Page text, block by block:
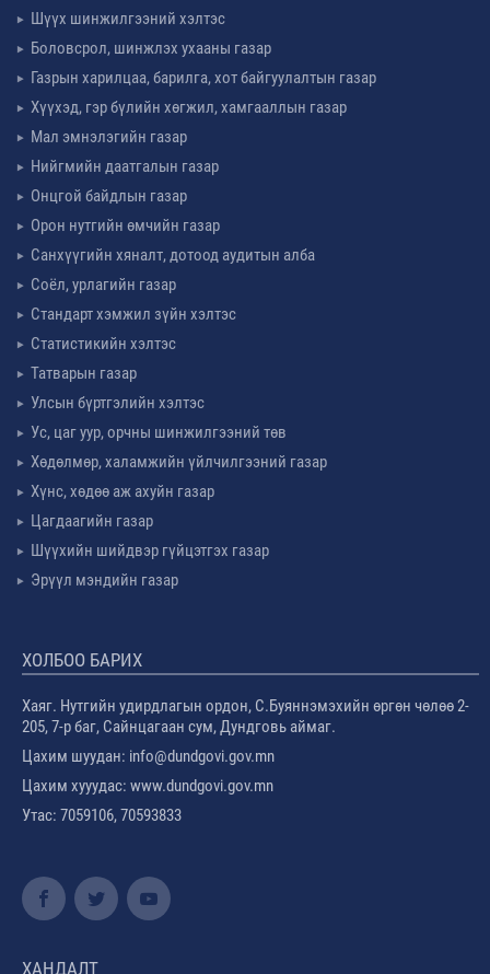
Шүүх шинжилгээний хэлтэс
Боловсрол, шинжлэх ухааны газар
Газрын харилцаа, барилга, хот байгуулалтын газар
Хүүхэд, гэр бүлийн хөгжил, хамгааллын газар
Мал эмнэлэгийн газар
Нийгмийн даатгалын газар
Онцгой байдлын газар
Орон нутгийн өмчийн газар
Санхүүгийн хяналт, дотоод аудитын алба
Соёл, урлагийн газар
Стандарт хэмжил зүйн хэлтэс
Статистикийн хэлтэс
Татварын газар
Улсын бүртгэлийн хэлтэс
Ус, цаг уур, орчны шинжилгээний төв
Хөдөлмөр, халамжийн үйлчилгээний газар
Хүнс, хөдөө аж ахуйн газар
Цагдаагийн газар
Шүүхийн шийдвэр гүйцэтгэх газар
Эрүүл мэндийн газар
ХОЛБОО БАРИХ
Хаяг. Нутгийн удирдлагын ордон, С.Буяннэмэхийн өргөн чөлөө 2-
205, 7-р баг, Сайнцагаан сум, Дундговь аймаг.
Цахим шуудан: info@dundgovi.gov.mn
Цахим хууудас: www.dundgovi.gov.mn
Утас: 7059106, 70593833
ХАНДАЛТ